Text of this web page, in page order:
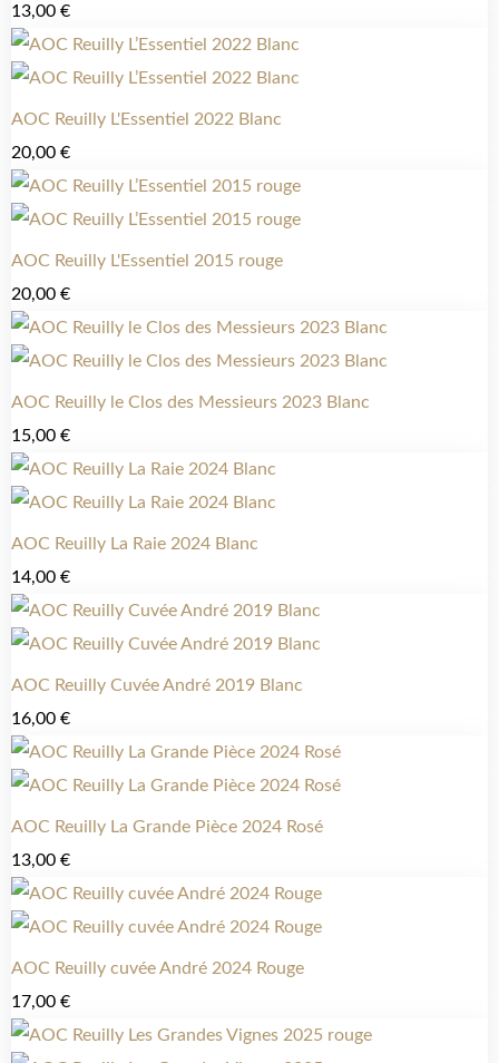
13,00 €
AOC Reuilly L'Essentiel 2022 Blanc
20,00 €
AOC Reuilly L'Essentiel 2015 rouge
20,00 €
AOC Reuilly le Clos des Messieurs 2023 Blanc
15,00 €
AOC Reuilly La Raie 2024 Blanc
14,00 €
AOC Reuilly Cuvée André 2019 Blanc
16,00 €
AOC Reuilly La Grande Pièce 2024 Rosé
13,00 €
AOC Reuilly cuvée André 2024 Rouge
17,00 €